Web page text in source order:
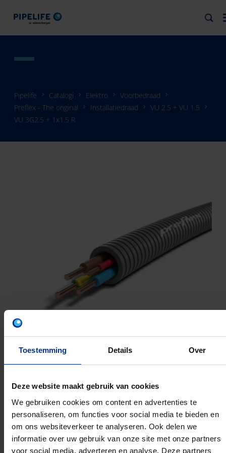
Toestemming Details Over
Deze website maakt gebruik van cookies
We gebruiken cookies om content en advertenties te
personaliseren, om functies voor social media te bieden en
om ons websiteverkeer te analyseren. Ook delen we
informatie over uw gebruik van onze site met onze partners
voor social media, adverteren en analyse. Deze partners
Pipelife Catalogi Elektro
Voorbedraad
Preflex - The original
Installatiedraad
VU 2.5 + VU 1.5
VU 3G2.5 + 1x1.5 R
VU 3G2.5 + 1X1.5 R
20MM 100M
Artikelnummer: 1234000816
EAN: 5420056250597